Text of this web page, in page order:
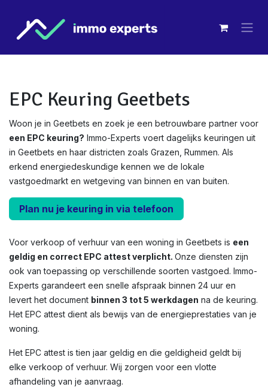
EPC Keuring Geetbets
Woon je in Geetbets en zoek je een betrouwbare partner voor
een EPC keuring? Immo-Experts voert dagelijks keuringen uit
in Geetbets en haar districten zoals Grazen, Rummen. Als
erkend energiedeskundige kennen we de lokale
vastgoedmarkt en wetgeving van binnen en van buiten.
Plan nu je keuring in via telefoon
Voor verkoop of verhuur van een woning in Geetbets is een
geldig en correct EPC attest verplicht. Onze diensten zijn
ook van toepassing op verschillende soorten vastgoed. Immo-
Experts garandeert een snelle afspraak binnen 24 uur en
levert het document binnen 3 tot 5 werkdagen na de keuring.
Het EPC attest dient als bewijs van de energieprestaties van je
woning.
Het EPC attest is tien jaar geldig en die geldigheid geldt bij
elke verkoop of verhuur. Wij zorgen voor een vlotte
afhandeling van je aanvraag.